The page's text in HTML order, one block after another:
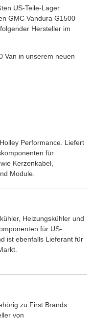
US-Teile-Lager
GMC Vandura G1500
Hersteller im
Van in unserem neuen
Performance. Liefert
für
Kerzenkabel,
Module.
Heizungskühler und
für US-
ist ebenfalls Lieferant für
zu First Brands
von